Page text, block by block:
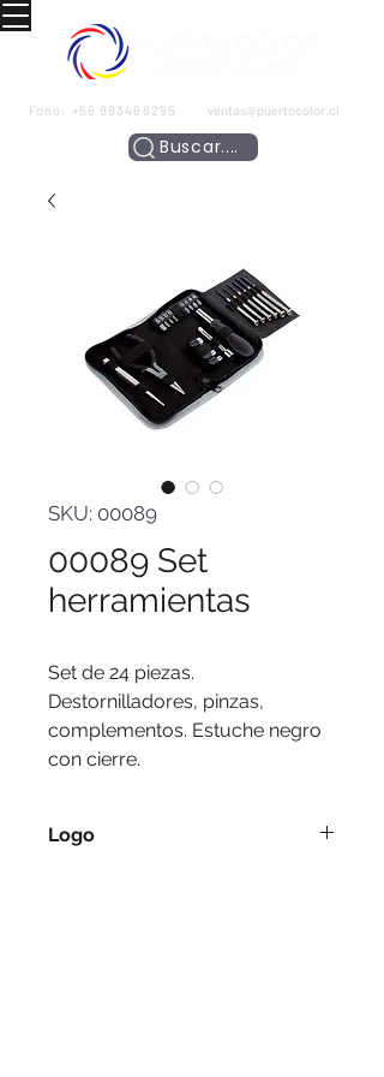
Fono: +56 993466295 ventas@puertocolor.cl
Buscar....
SKU: 00089
00089 Set
herramientas
Set de 24 piezas.
Destornilladores, pinzas,
complementos. Estuche negro
con cierre.
Logo